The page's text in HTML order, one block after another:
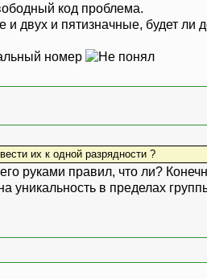
код проблема.
двух и пятизначные, будет ли
номер
их к одной разрядности ?
руками правил, что ли?
уникальность в пределах